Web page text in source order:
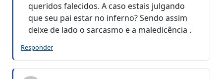
queridos falecidos. A caso estais julgando
que seu pai estar no inferno? Sendo assim
deixe de lado o sarcasmo e a maledicência .
Responder